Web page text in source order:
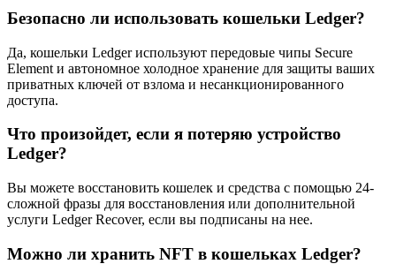
Безопасно ли использовать кошельки Ledger?
Да, кошельки Ledger используют передовые чипы Secure
Element и автономное холодное хранение для защиты ваших
приватных ключей от взлома и несанкционированного
доступа.
Что произойдет, если я потеряю устройство
Ledger?
Вы можете восстановить кошелек и средства с помощью 24-
сложной фразы для восстановления или дополнительной
услуги Ledger Recover, если вы подписаны на нее.
Можно ли хранить NFT в кошельках Ledger?